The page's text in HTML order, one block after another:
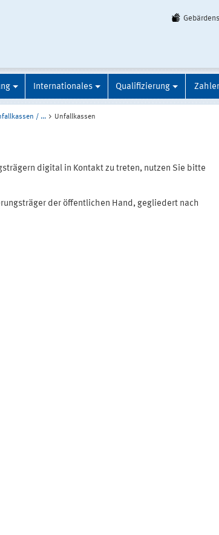
Internationales Qualifizierung
/ ... Unfallkassen
digital in Kontakt zu treten, nutzen Sie bitte
der öffentlichen Hand, gegliedert nach